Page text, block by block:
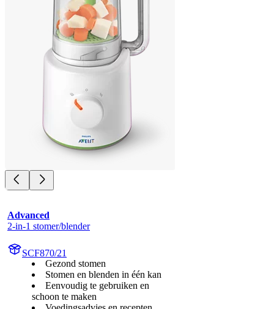
Advanced
2-in-1 stomer/blender
SCF870/21
Gezond stomen
Stomen en blenden in één kan
Eenvoudig te gebruiken en
schoon te maken